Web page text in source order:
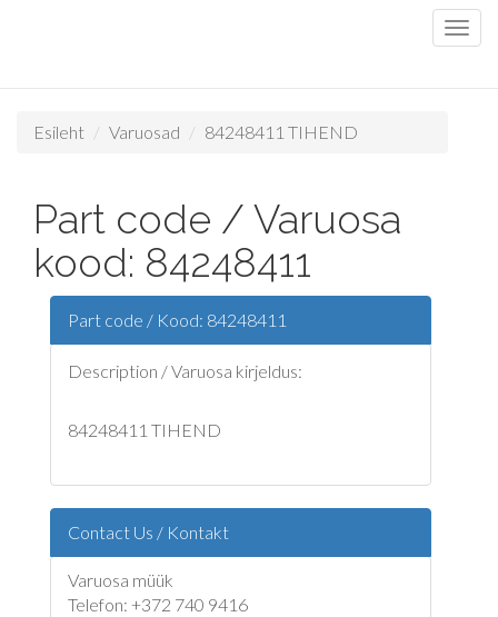
Esileht Varuosad 84248411 TIHEND
Part code / Varuosa
kood: 84248411
Part code / Kood: 84248411
Description / Varuosa kirjeldus:
84248411 TIHEND
Contact Us / Kontakt
Varuosa müük
Telefon: +372 740 9416